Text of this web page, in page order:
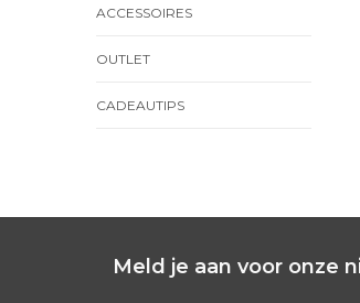
ACCESSOIRES
OUTLET
CADEAUTIPS
Meld je aan voor onze